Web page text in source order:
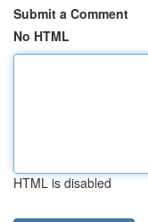
Submit a Comment
No HTML
HTML is disabled